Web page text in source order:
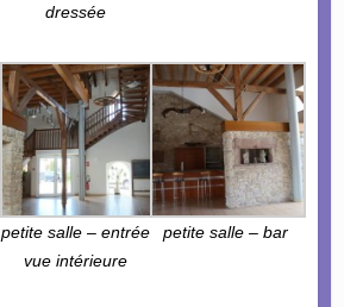
dressée
petite salle – entrée
vue intérieure
petite salle – bar